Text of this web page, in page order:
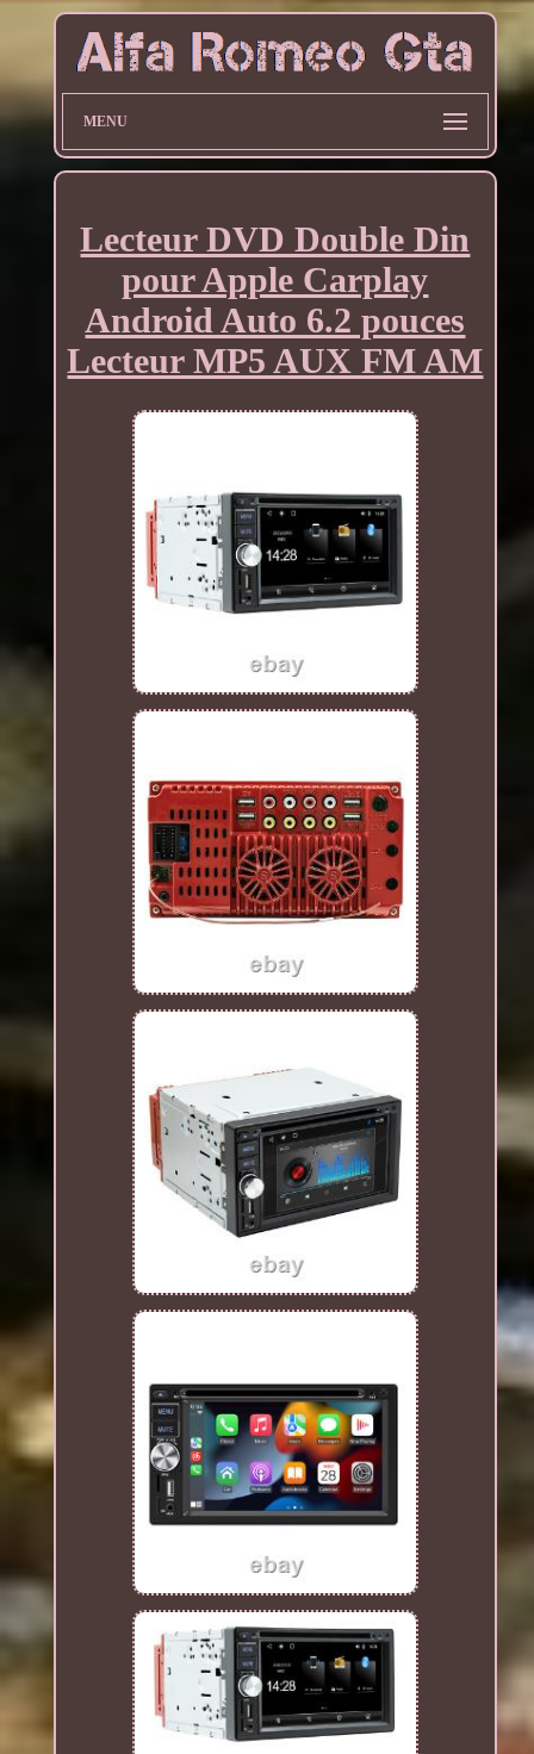
MENU
Lecteur DVD Double Din
pour Apple Carplay
Android Auto 6.2 pouces
Lecteur MP5 AUX FM AM